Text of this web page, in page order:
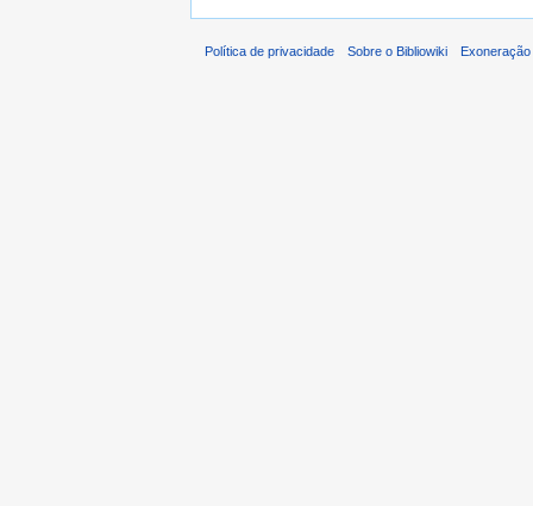
Política de privacidade Sobre o Bibliowiki